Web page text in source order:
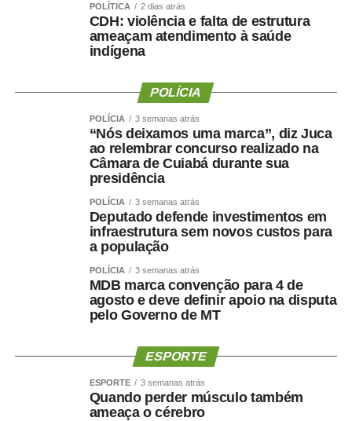
chegou a descartar a possibilidade de uma nova
“Martelo batido, prego batido e ponta virada”, disse na
Na mesma oportunidade, Maluf confirmou a aliança entre
Novo, PL e MDB e afirmou que as siglas haviam chegado
a um consenso para caminhar juntas nas eleições.
A escolha de Farina representa uma mudança de última
hora na chapa de Wellington, depois de semanas de
negociações envolvendo a vaga de vice. Antes de ser
indicado, Maluf havia desistido de uma pré-candidatura
própria ao Governo pelo Novo para contribuir com a
composição liderada pelo senador.
Na nota desta sexta-feira, Maluf ampliou as críticas e
demonstrar capacidade de cumprir compromissos
“Quem pretende governar um Estado precisa, antes de
POLÍTICA 2 dias atrás
CDH: violência e falta de estrutura
ameaçam atendimento à saúde
indígena
POLÍCIA
POLÍCIA 3 semanas atrás
“Nós deixamos uma marca”, diz Juca
ao relembrar concurso realizado na
Câmara de Cuiabá durante sua
presidência
POLÍCIA 3 semanas atrás
Deputado defende investimentos em
infraestrutura sem novos custos para
a população
POLÍCIA 3 semanas atrás
MDB marca convenção para 4 de
agosto e deve definir apoio na disputa
pelo Governo de MT
ESPORTE
ESPORTE 3 semanas atrás
Quando perder músculo também
ameaça o cérebro